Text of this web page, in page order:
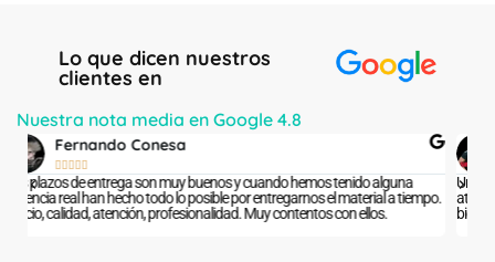
Lo que dicen nuestros
clientes en
Nuestra nota media en Google 4.8
ALEX

Unos grandes profesionales que hacen un trabajo impecable y con un
atención al público excelente. Me han dejado mi coche excepcionalmente
bien.